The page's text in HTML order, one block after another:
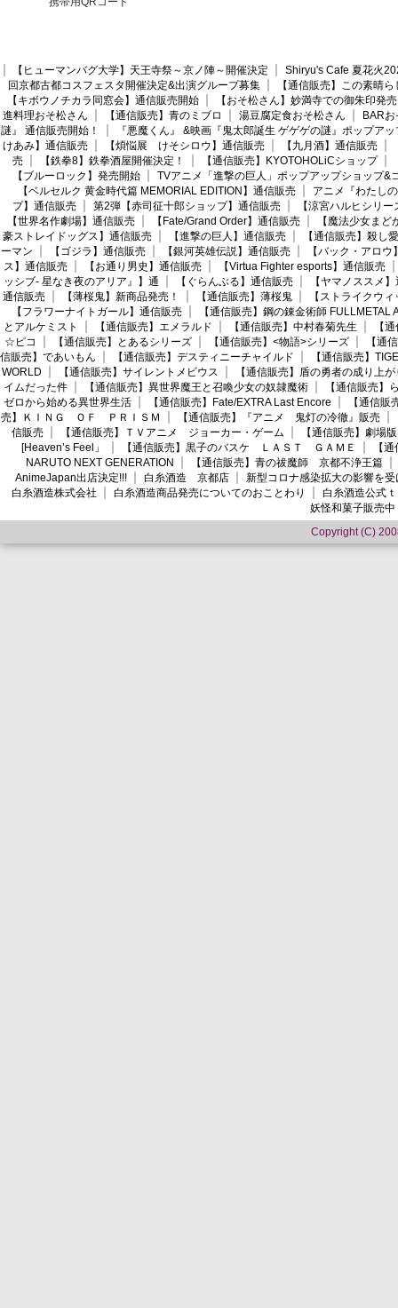
【ヒューマンバグ大学】天王寺祭～京ノ陣～開催決定
Shiryu's Cafe 夏花火
回京都古都コスフェスタ開催決定&出演グループ募集
【通信販売】この素晴
【キボウノチカラ同窓会】通信販売開始
【おそ松さん】妙満寺での御朱印発売
進料理おそ松さん
【通信販売】青のミブロ 湯豆腐定食おそ松さん
BAR
謎』 通信販売開始！
『悪魔くん』 &映画『鬼太郎誕生 ゲゲゲの謎』ポップア
けあみ】通信販売
【煩悩展 けそシロウ】通信販売 【九月酒】通信販売
売
【鉄拳8】鉄拳酒屋開催決定！ 【通信販売】KYOTOHOLiCショップ
【ブルーロック】発売開始
TVアニメ「進撃の巨人」ポップアップショップ&
【ベルセルク 黄金時代篇 MEMORIAL EDITION】通信販売
アニメ『わたし
プ】通信販売
第2弾【赤司征十郎ショップ】通信販売
【涼宮ハルヒシリ
【世界名作劇場】通信販売
【Fate/Grand Order】通信販売
【魔法少女ま
豪ストレイドッグス】通信販売
【進撃の巨人】通信販売
【通信販売】殺し愛
ーマン
【ゴジラ】通信販売 【銀河英雄伝説】通信販売
【バック・アロウ
ス】通信販売
【お通り男史】通信販売
【Virtua Fighter esports】通信販売
ッシブ- 星なき夜のアリア』】通
【ぐらんぶる】通信販売
【ヤマノススメ
通信販売
【薄桜鬼】新商品発売！ 【通信販売】薄桜鬼
【ストライクウ
【フラワーナイトガール】通信販売
【通信販売】鋼の錬金術師 FULLMETAL
とアルケミスト
【通信販売】エメラルド 【通信販売】中村春菊先生
【
☆ピコ
【通信販売】とあるシリーズ 【通信販売】<物語>シリーズ
【通
信販売】であいもん
【通信販売】デスティニーチャイルド
【通信販売】
WORLD
【通信販売】サイレントメビウス
【通信販売】盾の勇者の成り上が
イムだった件
【通信販売】異世界魔王と召喚少女の奴隷魔術
【通信販売】
ゼロから始める異世界生活
【通信販売】Fate/EXTRA Last Encore
【通信
売】ＫＩＮＧ ＯＦ ＰＲＩＳＭ
【通信販売】『アニメ 鬼灯の冷徹』販売
信販売
【通信販売】ＴＶアニメ ジョーカー・ゲーム
【通信販売】劇場
[Heaven’s Feel」
【通信販売】黒子のバスケ ＬＡＳＴ ＧＡＭＥ
【
NARUTO NEXT GENERATION
【通信販売】青の祓魔師 京都不浄王篇
AnimeJapan出店決定!!!
白糸酒造 京都店
新型コロナ感染拡大の影響を
白糸酒造株式会社
白糸酒造商品発売についてのおことわり
白糸酒造公式
妖怪和菓子販売中
Copyright (C)